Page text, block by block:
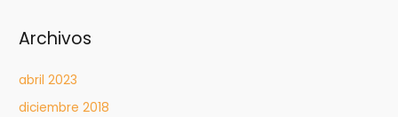
Archivos
abril 2023
diciembre 2018